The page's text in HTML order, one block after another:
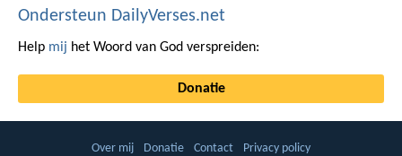
Ondersteun DailyVerses.net
Help mij het Woord van God verspreiden:
Donatie
Over mij Donatie Contact Privacy policy